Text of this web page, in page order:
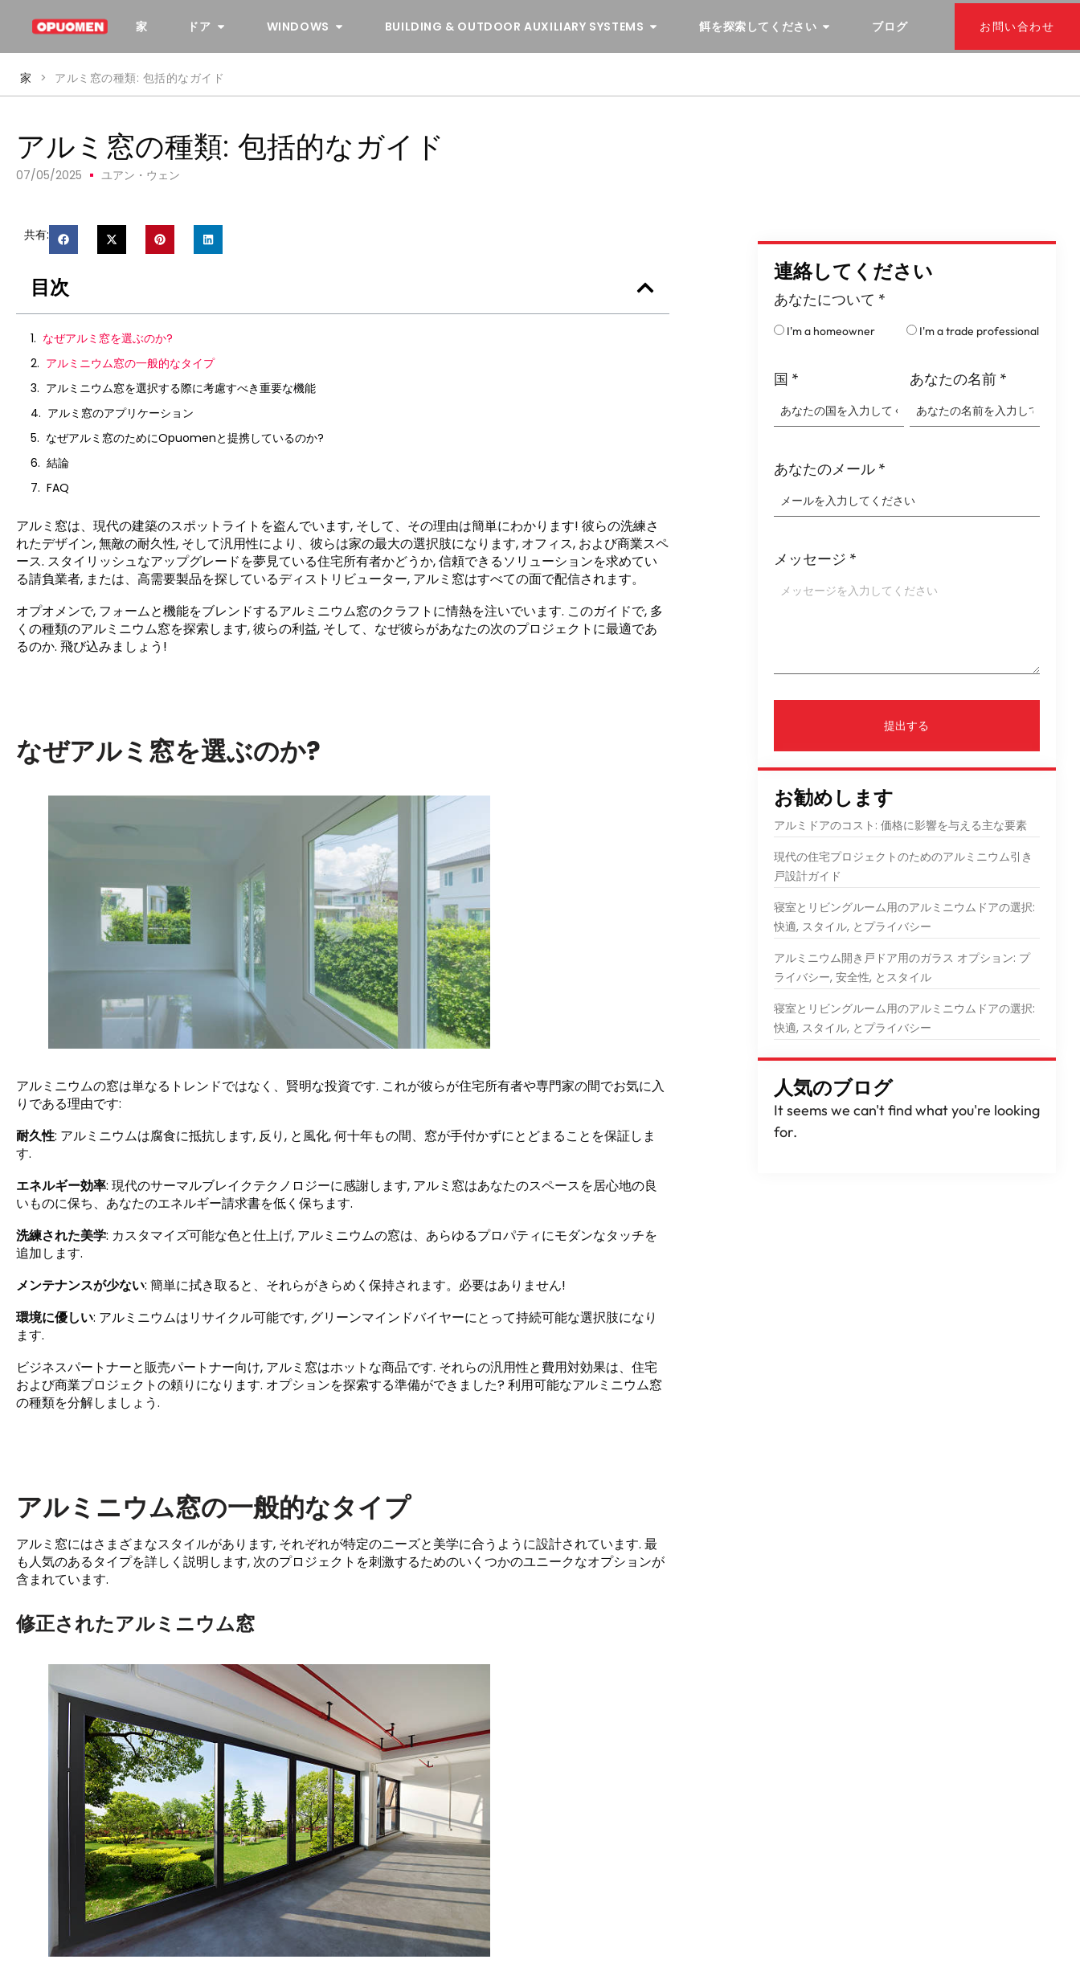
家 ドア WINDOWS BUILDING & OUTDOOR AUXILIARY SYSTEMS 餌を探索してください ブログ お問い合わせ
家 > アルミ窓の種類: 包括的なガイド
アルミ窓の種類: 包括的なガイド
07/05/2025 ユアン・ウェン
共有:
目次
なぜアルミ窓を選ぶのか?
アルミニウム窓の一般的なタイプ
アルミニウム窓を選択する際に考慮すべき重要な機能
アルミ窓のアプリケーション
なぜアルミ窓のためにOpuomenと提携しているのか?
結論
FAQ
アルミ窓は、現代の建築のスポットライトを盗んでいます, そして、その理由は簡単にわかります! 彼らの洗練さ
れたデザイン, 無敵の耐久性, そして汎用性により、彼らは家の最大の選択肢になります, オフィス, および商業スペ
ース. スタイリッシュなアップグレードを夢見ている住宅所有者かどうか, 信頼できるソリューションを求めてい
る請負業者, または、高需要製品を探しているディストリビューター, アルミ窓はすべての面で配信されます。
オプオメンで, フォームと機能をブレンドするアルミニウム窓のクラフトに情熱を注いでいます. このガイドで, 多
くの種類のアルミニウム窓を探索します, 彼らの利益, そして、なぜ彼らがあなたの次のプロジェクトに最適であ
るのか. 飛び込みましょう!
なぜアルミ窓を選ぶのか?
アルミニウムの窓は単なるトレンドではなく、賢明な投資です. これが彼らが住宅所有者や専門家の間でお気に入
りである理由です:
耐久性: アルミニウムは腐食に抵抗します, 反り, と風化, 何十年もの間、窓が手付かずにとどまることを保証しま
す.
エネルギー効率: 現代のサーマルブレイクテクノロジーに感謝します, アルミ窓はあなたのスペースを居心地の良
いものに保ち、あなたのエネルギー請求書を低く保ちます.
洗練された美学: カスタマイズ可能な色と仕上げ, アルミニウムの窓は、あらゆるプロパティにモダンなタッチを
追加します.
メンテナンスが少ない: 簡単に拭き取ると、それらがきらめく保持されます。必要はありません!
環境に優しい: アルミニウムはリサイクル可能です, グリーンマインドバイヤーにとって持続可能な選択肢になり
ます.
ビジネスパートナーと販売パートナー向け, アルミ窓はホットな商品です. それらの汎用性と費用対効果は、住宅
および商業プロジェクトの頼りになります. オプションを探索する準備ができました? 利用可能なアルミニウム窓
の種類を分解しましょう.
アルミニウム窓の一般的なタイプ
アルミ窓にはさまざまなスタイルがあります, それぞれが特定のニーズと美学に合うように設計されています. 最
も人気のあるタイプを詳しく説明します, 次のプロジェクトを刺激するためのいくつかのユニークなオプションが
含まれています.
修正されたアルミニウム窓
連絡してください
あなたについて *
I'm a homeowner I'm a trade professional
国 * あなたの名前 *
あなたのメール *
メッセージ *
提出する
お勧めします
アルミドアのコスト: 価格に影響を与える主な要素
現代の住宅プロジェクトのためのアルミニウム引き
戸設計ガイド
寝室とリビングルーム用のアルミニウムドアの選択:
快適, スタイル, とプライバシー
アルミニウム開き戸ドア用のガラス オプション: プ
ライバシー, 安全性, とスタイル
寝室とリビングルーム用のアルミニウムドアの選択:
快適, スタイル, とプライバシー
人気のブログ
It seems we can't find what you're looking
for.